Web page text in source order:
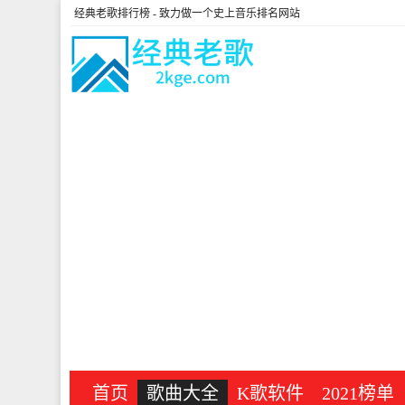
经典老歌排行榜 - 致力做一个史上音乐排名网站
首页 歌曲大全 K歌软件 2021榜单